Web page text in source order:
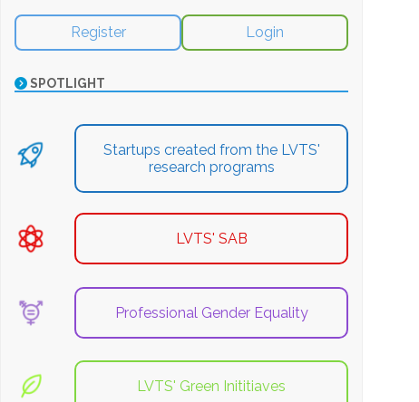
Register Login
SPOTLIGHT
Startups created from the LVTS'
research programs
LVTS' SAB
Professional Gender Equality
LVTS' Green Inititiaves